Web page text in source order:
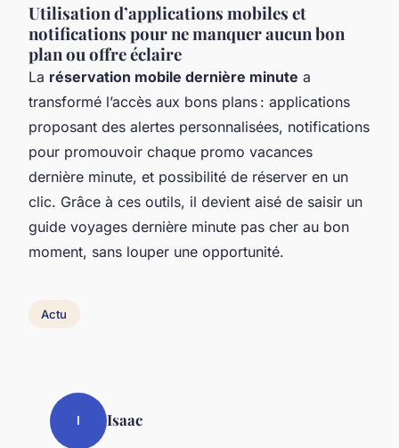
Utilisation d’applications mobiles et
notifications pour ne manquer aucun bon
plan ou offre éclaire
La réservation mobile dernière minute a
transformé l’accès aux bons plans : applications
proposant des alertes personnalisées, notifications
pour promouvoir chaque promo vacances
dernière minute, et possibilité de réserver en un
clic. Grâce à ces outils, il devient aisé de saisir un
guide voyages dernière minute pas cher au bon
moment, sans louper une opportunité.
Actu
I Isaac